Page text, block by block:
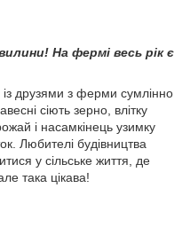
На фермі весь рік є
друзями з ферми сумлінно
сіють зерно, влітку
і насамкінець узимку
Любителі будівництва
у сільське життя, де
така цікава!